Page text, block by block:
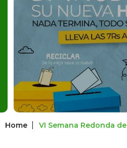
Home VI Semana Redonda